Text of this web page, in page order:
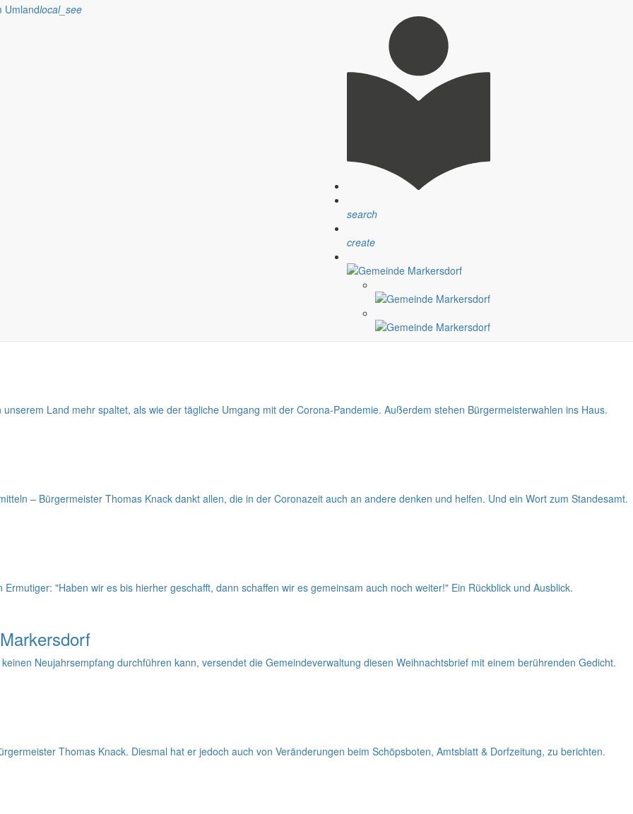
Umlandlocal_see
search
create
sowie die Zusammenarbeit mit anderen Verwaltungen sind substantiell für die hohe Lebensqualität in der Gemeinde Markersdorf.
Bedrohung für Markersdorf. Außerdem geht es um die kommunale Eigenständigkeit und die Zusammenarbeit mit den
Land mehr spaltet, als wie der tägliche Umgang mit der Corona-Pandemie. Außerdem stehen Bürgermeisterwahlen ins Haus.
– Bürgermeister Thomas Knack dankt allen, die in der Coronazeit auch an andere denken und helfen. Und ein Wort zum Standesamt.
"Haben wir es bis hierher geschafft, dann schaffen wir es gemeinsam auch noch weiter!" Ein Rückblick und Ausblick.
Neujahrsempfang durchführen kann, versendet die Gemeindeverwaltung diesen Weihnachtsbrief mit einem berührenden Gedicht.
Thomas Knack. Diesmal hat er jedoch auch von Veränderungen beim Schöpsboten, Amtsblatt & Dorfzeitung, zu berichten.